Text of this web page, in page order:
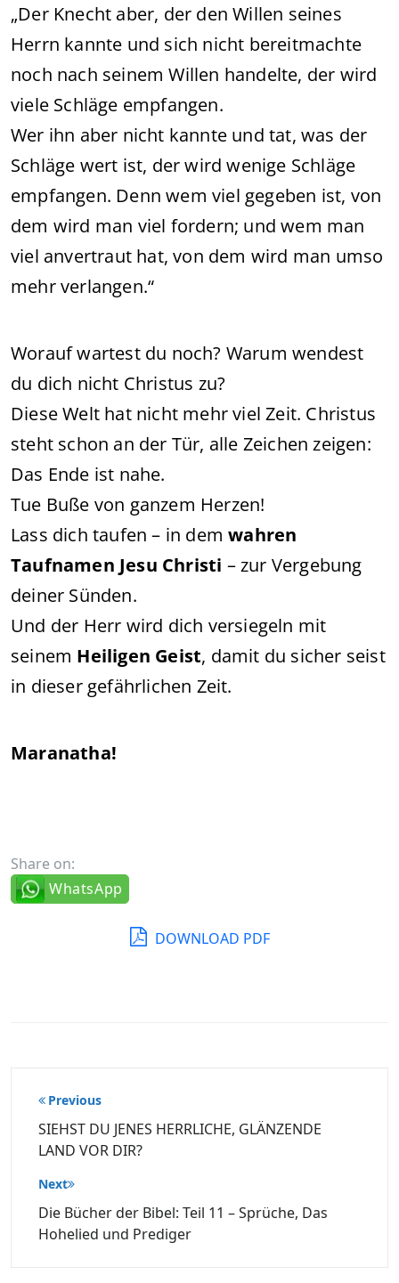
„Der Knecht aber, der den Willen seines
Herrn kannte und sich nicht bereitmachte
noch nach seinem Willen handelte, der wird
viele Schläge empfangen.
Wer ihn aber nicht kannte und tat, was der
Schläge wert ist, der wird wenige Schläge
empfangen. Denn wem viel gegeben ist, von
dem wird man viel fordern; und wem man
viel anvertraut hat, von dem wird man umso
mehr verlangen.“
Worauf wartest du noch? Warum wendest
du dich nicht Christus zu?
Diese Welt hat nicht mehr viel Zeit. Christus
steht schon an der Tür, alle Zeichen zeigen:
Das Ende ist nahe.
Tue Buße von ganzem Herzen!
Lass dich taufen – in demwahren
Taufnamen Jesu Christi – zur Vergebung
deiner Sünden.
Und der Herr wird dich versiegeln mit
seinem Heiligen Geist, damit du sicher seist
in dieser gefährlichen Zeit.
Maranatha!
Share on:
WhatsApp
DOWNLOAD PDF
Beitragsnavigation
Previous
SIEHST DU JENES HERRLICHE, GLÄNZENDE
LAND VOR DIR?
Next
Die Bücher der Bibel: Teil 11 – Sprüche, Das
Hohelied und Prediger